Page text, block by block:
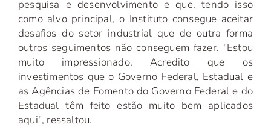
pesquisa e desenvolvimento e que, tendo isso
como alvo principal, o Instituto consegue aceitar
desafios do setor industrial que de outra forma
outros seguimentos não conseguem fazer. "Estou
muito impressionado. Acredito que os
investimentos que o Governo Federal, Estadual e
as Agências de Fomento do Governo Federal e do
Estadual têm feito estão muito bem aplicados
aqui", ressaltou.